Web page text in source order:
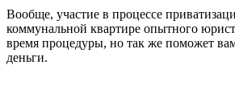
Вообще, участие в процессе
коммунальной квартире опытного
время процедуры, но так же поможет
деньги.